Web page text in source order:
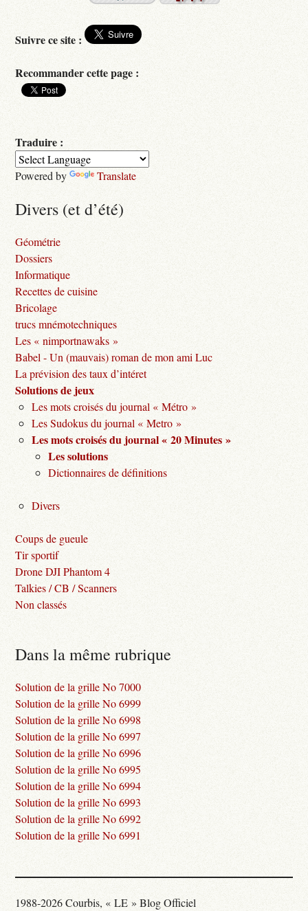
Suivre ce site :
Recommander cette page :
Traduire :
Powered by Translate
Divers (et d’été)
Géométrie
Dossiers
Informatique
Recettes de cuisine
Bricolage
trucs mnémotechniques
Les « nimportnawaks »
Babel - Un (mauvais) roman de mon ami Luc
La prévision des taux d’intéret
Solutions de jeux
Les mots croisés du journal « Métro »
Les Sudokus du journal « Metro »
Les mots croisés du journal « 20 Minutes »
Les solutions
Dictionnaires de définitions
Divers
Coups de gueule
Tir sportif
Drone DJI Phantom 4
Talkies / CB / Scanners
Non classés
Dans la même rubrique
Solution de la grille No 7000
Solution de la grille No 6999
Solution de la grille No 6998
Solution de la grille No 6997
Solution de la grille No 6996
Solution de la grille No 6995
Solution de la grille No 6994
Solution de la grille No 6993
Solution de la grille No 6992
Solution de la grille No 6991
1988-2026 Courbis, « LE » Blog Officiel